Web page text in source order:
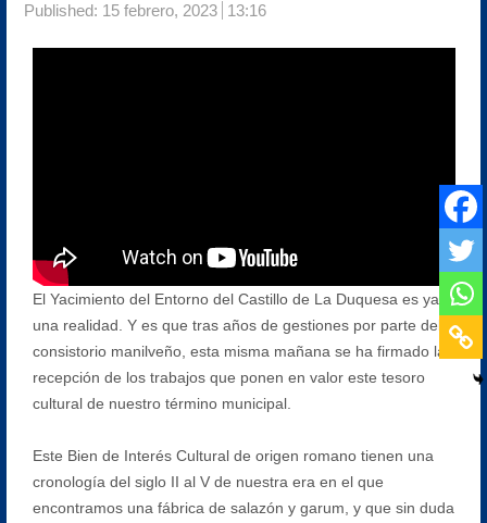
Published: 15 febrero, 2023 13:16
El Yacimiento del Entorno del Castillo de La Duquesa es ya
una realidad. Y es que tras años de gestiones por parte del
consistorio manilveño, esta misma mañana se ha firmado la
recepción de los trabajos que ponen en valor este tesoro
cultural de nuestro término municipal.
Este Bien de Interés Cultural de origen romano tienen una
cronología del siglo II al V de nuestra era en el que
encontramos una fábrica de salazón y garum, y que sin duda